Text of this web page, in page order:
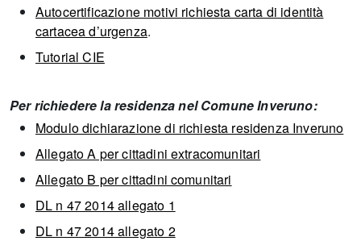
Autocertificazione motivi richiesta carta di identità
cartacea d’urgenza.
Tutorial CIE
Per richiedere la residenza nel Comune Inveruno:
Modulo dichiarazione di richiesta residenza Inveruno
Allegato A per cittadini extracomunitari
Allegato B per cittadini comunitari
DL n 47 2014 allegato 1
DL n 47 2014 allegato 2